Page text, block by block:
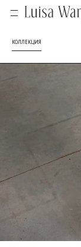
КОЛЛЕКЦИЯ